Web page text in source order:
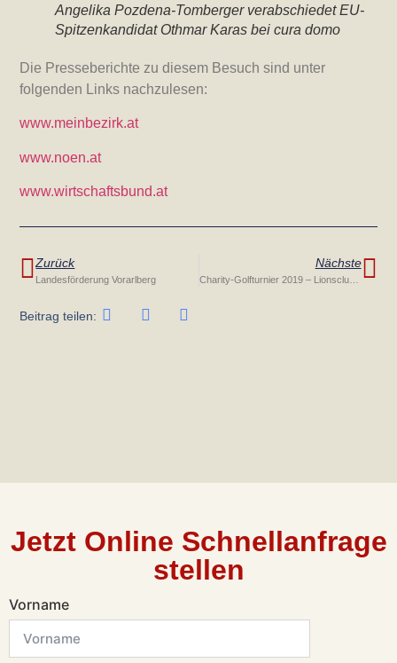
Angelika Pozdena-Tomberger verabschiedet EU-
Spitzenkandidat Othmar Karas bei cura domo
Die Presseberichte zu diesem Besuch sind unter
folgenden Links nachzulesen:
www.meinbezirk.at
www.noen.at
www.wirtschaftsbund.at
Zurück
Landesförderung Vorarlberg
Nächste
Charity-Golfturnier 2019 – Lionsclub Feldkirch Montfort
Beitrag teilen:
Jetzt Online Schnellanfrage
stellen
Vorname